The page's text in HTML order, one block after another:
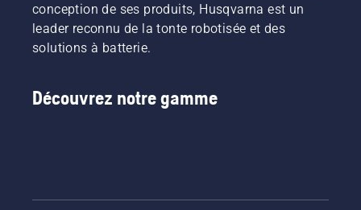
conception de ses produits, Husqvarna est un
leader reconnu de la tonte robotisée et des
solutions à batterie.
Découvrez notre gamme